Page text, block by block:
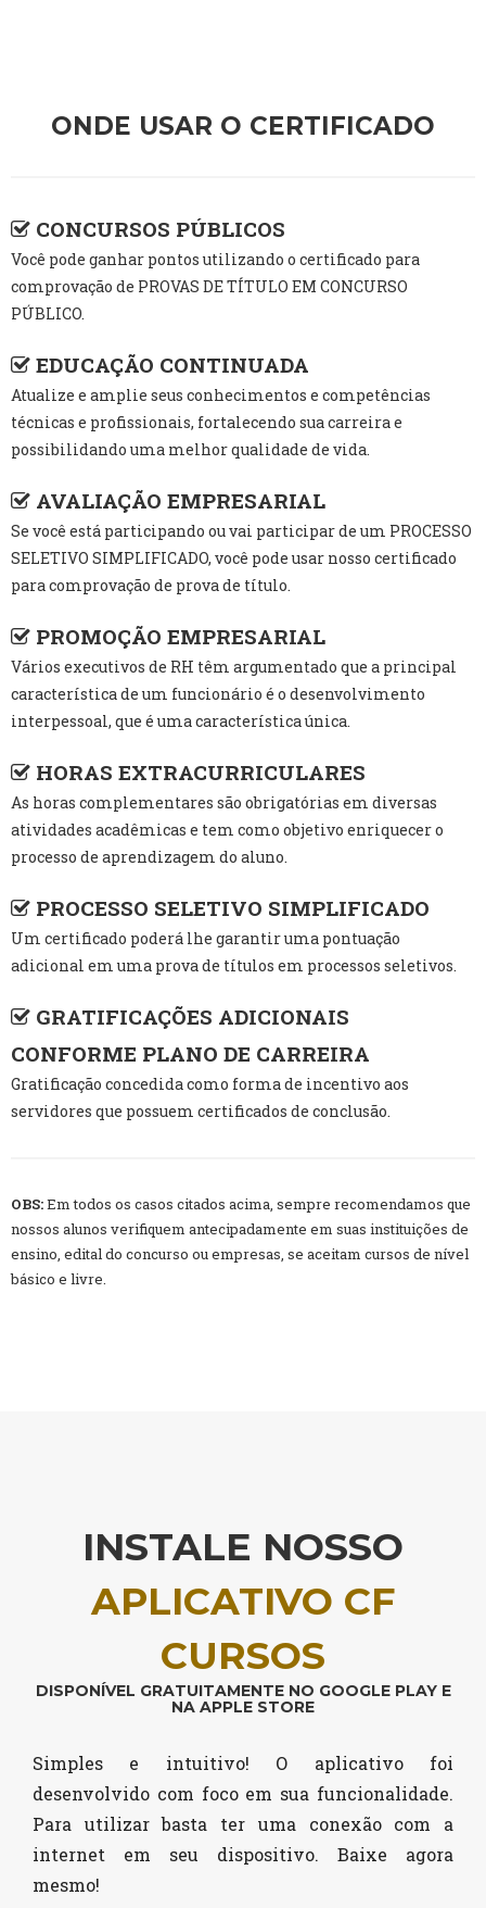
ONDE USAR O CERTIFICADO
CONCURSOS PÚBLICOS
Você pode ganhar pontos utilizando o certificado para
comprovação de PROVAS DE TÍTULO EM CONCURSO
PÚBLICO.
EDUCAÇÃO CONTINUADA
Atualize e amplie seus conhecimentos e competências
técnicas e profissionais, fortalecendo sua carreira e
possibilidando uma melhor qualidade de vida.
AVALIAÇÃO EMPRESARIAL
Se você está participando ou vai participar de um PROCESSO
SELETIVO SIMPLIFICADO, você pode usar nosso certificado
para comprovação de prova de título.
PROMOÇÃO EMPRESARIAL
Vários executivos de RH têm argumentado que a principal
característica de um funcionário é o desenvolvimento
interpessoal, que é uma característica única.
HORAS EXTRACURRICULARES
As horas complementares são obrigatórias em diversas
atividades acadêmicas e tem como objetivo enriquecer o
processo de aprendizagem do aluno.
PROCESSO SELETIVO SIMPLIFICADO
Um certificado poderá lhe garantir uma pontuação
adicional em uma prova de títulos em processos seletivos.
GRATIFICAÇÕES ADICIONAIS
CONFORME PLANO DE CARREIRA
Gratificação concedida como forma de incentivo aos
servidores que possuem certificados de conclusão.
OBS:Em todos os casos citados acima, sempre recomendamos que
nossos alunos verifiquem antecipadamente em suas instituições de
ensino, edital do concurso ou empresas, se aceitam cursos de nível
básico e livre.
INSTALE NOSSO
APLICATIVO CF
CURSOS
DISPONÍVEL GRATUITAMENTE NO GOOGLE PLAY E
NA APPLE STORE
Simples e intuitivo! O aplicativo foi
desenvolvido com foco em sua funcionalidade.
Para utilizar basta ter uma conexão com a
internet em seu dispositivo. Baixe agora
mesmo!